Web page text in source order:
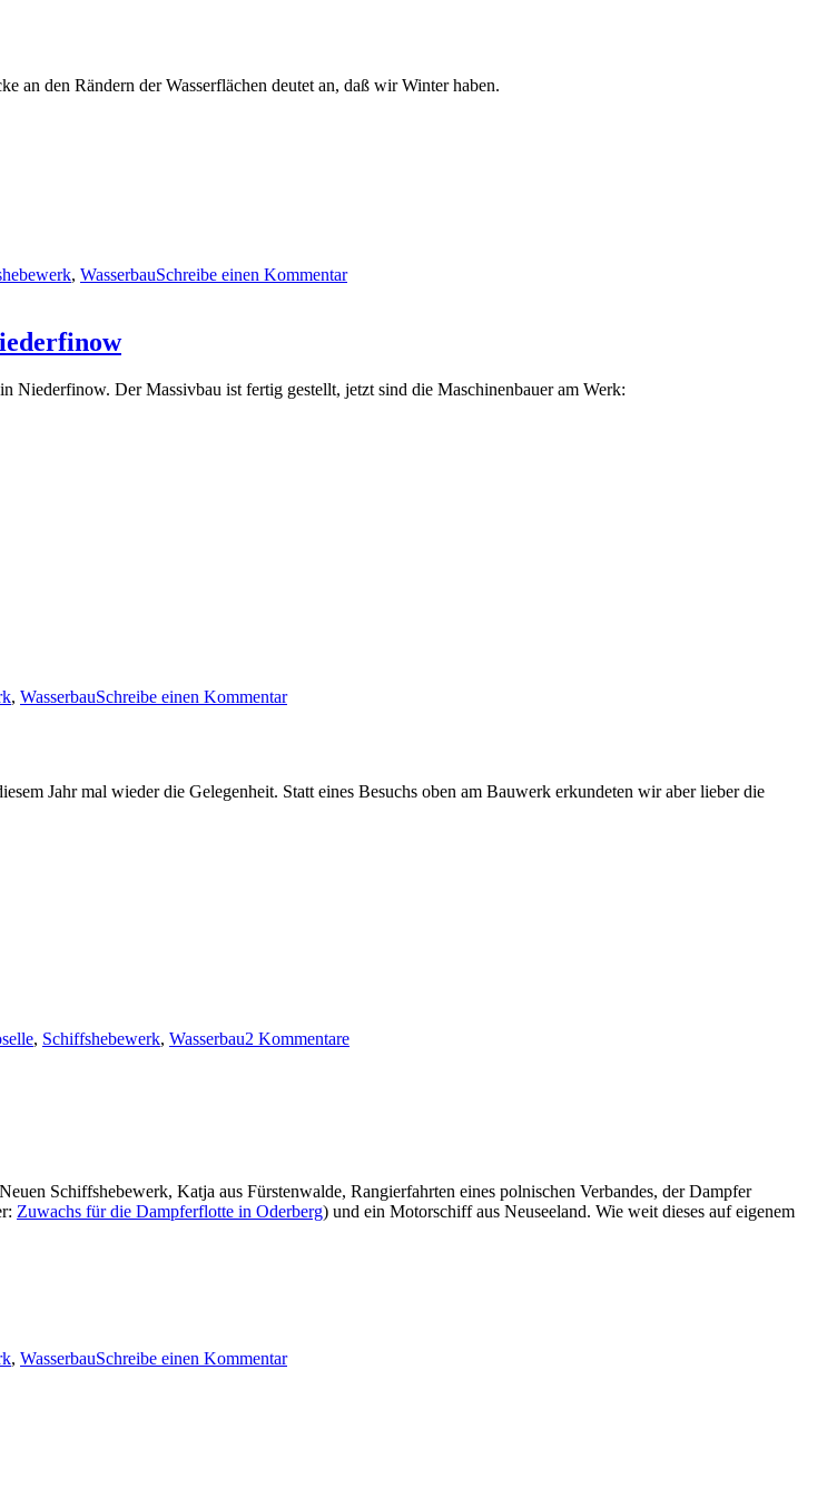
Nacht
an den Rändern der Wasserflächen deutet an, daß wir Winter haben.
, WasserbauSchreibe einen Kommentarzu
Niederfinow. Der Massivbau ist fertig gestellt, jetzt sind die Maschinenbauer am Werk:
, WasserbauSchreibe einen Kommentarzu
des
Jahr mal wieder die Gelegenheit. Statt eines Besuchs oben am Bauwerk erkundeten wir aber lieber die
, Schiffshebewerk, Wasserbau2 Kommentarezu
Schiffshebewerk, Katja aus Fürstenwalde, Rangierfahrten eines polnischen Verbandes, der Dampfer
Zuwachs für die Dampferflotte in Oderberg) und ein Motorschiff aus Neuseeland. Wie weit dieses auf eigenem
, WasserbauSchreibe einen Kommentarzu